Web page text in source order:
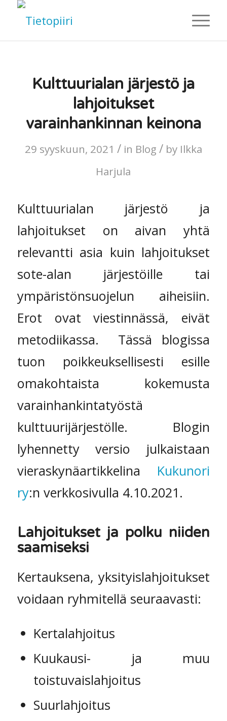
Kulttuurialan järjestö ja
lahjoitukset
varainhankinnan keinona
29 syyskuun, 2021 / in Blog / by Ilkka
Harjula
Kulttuurialan järjestö ja
lahjoitukset on aivan yhtä
relevantti asia kuin lahjoitukset
sote-alan järjestöille tai
ympäristönsuojelun aiheisiin.
Erot ovat viestinnässä, eivät
metodiikassa. Tässä blogissa
tuon poikkeuksellisesti esille
omakohtaista kokemusta
varainhankintatyöstä
kulttuurijärjestölle. Blogin
lyhennetty versio julkaistaan
vieraskynäartikkelina Kukunori
ry:n verkkosivulla 4.10.2021.
Lahjoitukset ja polku niiden
saamiseksi
Kertauksena, yksityislahjoitukset
voidaan ryhmitellä seuraavasti:
Kertalahjoitus
Kuukausi- ja muu
toistuvaislahjoitus
Suurlahjoitus